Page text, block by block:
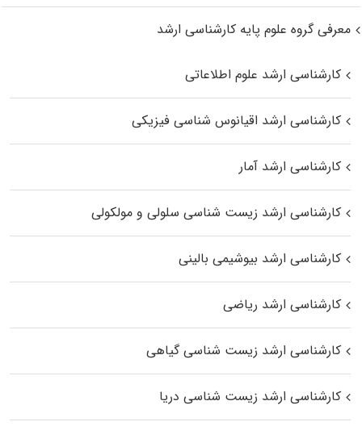
معرفی گروه علوم پایه کارشناسی ارشد
کارشناسی ارشد علوم اطلاعاتی
کارشناسی ارشد اقیانوس‌ شناسی فیزیکی
کارشناسی ارشد آمار
کارشناسی ارشد زیست شناسی سلولی و مولکولی
کارشناسی ارشد بیوشیمی بالینی
کارشناسی ارشد ریاضی
کارشناسی ارشد زیست‌ شناسی گیاهی
کارشناسی ارشد زیست‌ شناسی دریا